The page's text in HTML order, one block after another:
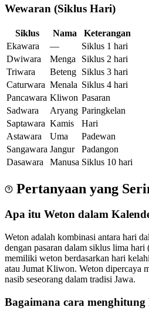
Wewaran (Siklus Hari)
Siklus Nama
Keterangan
Ekawara
—
Siklus 1 hari
Dwiwara
Menga
Siklus 2 hari
Triwara
Beteng Siklus 3 hari
Caturwara Menala Siklus 4 hari
Pancawara Kliwon Pasaran
Sadwara
Aryang Paringkelan
Saptawara Kamis
Hari
Astawara
Uma
Padewan
Sangawara Jangur
Padangon
Dasawara
Manusa Siklus 10 hari
Pertanyaan yang
Apa itu Weton dalam
Weton adalah kombinasi antara hari
dengan pasaran dalam siklus lima hari
memiliki weton berdasarkan hari
atau Jumat Kliwon. Weton dipercaya
nasib seseorang dalam tradisi Jawa.
Bagaimana cara menghitung